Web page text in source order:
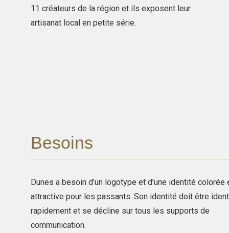
11 créateurs de la région et ils exposent leur
artisanat local en petite série.
Besoins
Dunes a besoin d’un logotype et d’une identité colorée
attractive pour les passants. Son identité doit être
rapidement et se décline sur tous les supports de
communication.